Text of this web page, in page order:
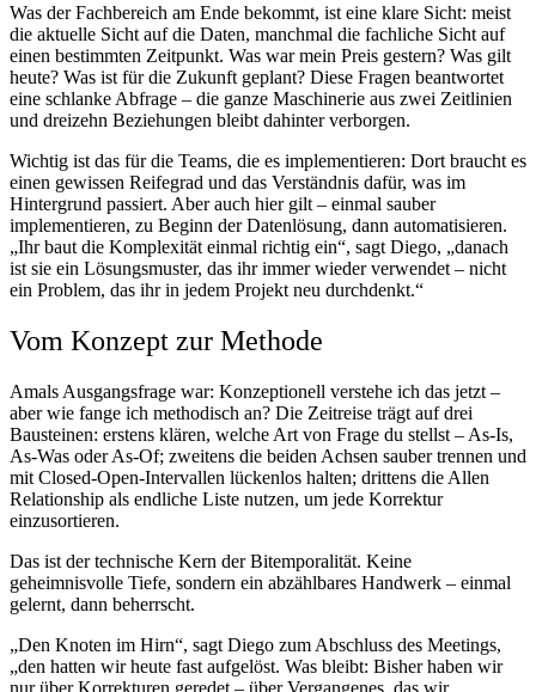
Was der Fachbereich am Ende bekommt, ist eine klare Sicht: meist
die aktuelle Sicht auf die Daten, manchmal die fachliche Sicht auf
einen bestimmten Zeitpunkt. Was war mein Preis gestern? Was gilt
heute? Was ist für die Zukunft geplant? Diese Fragen beantwortet
eine schlanke Abfrage – die ganze Maschinerie aus zwei Zeitlinien
und dreizehn Beziehungen bleibt dahinter verborgen.
Wichtig ist das für die Teams, die es implementieren: Dort braucht es
einen gewissen Reifegrad und das Verständnis dafür, was im
Hintergrund passiert. Aber auch hier gilt – einmal sauber
implementieren, zu Beginn der Datenlösung, dann automatisieren.
„Ihr baut die Komplexität einmal richtig ein“, sagt Diego, „danach
ist sie ein Lösungsmuster, das ihr immer wieder verwendet – nicht
ein Problem, das ihr in jedem Projekt neu durchdenkt.“
Vom Konzept zur Methode
Amals Ausgangsfrage war: Konzeptionell verstehe ich das jetzt –
aber wie fange ich methodisch an? Die Zeitreise trägt auf drei
Bausteinen: erstens klären, welche Art von Frage du stellst – As-Is,
As-Was oder As-Of; zweitens die beiden Achsen sauber trennen und
mit Closed-Open-Intervallen lückenlos halten; drittens die Allen
Relationship als endliche Liste nutzen, um jede Korrektur
einzusortieren.
Das ist der technische Kern der Bitemporalität. Keine
geheimnisvolle Tiefe, sondern ein abzählbares Handwerk – einmal
gelernt, dann beherrscht.
„Den Knoten im Hirn“, sagt Diego zum Abschluss des Meetings,
„den hatten wir heute fast aufgelöst. Was bleibt: Bisher haben wir
nur über Korrekturen geredet – über Vergangenes, das wir